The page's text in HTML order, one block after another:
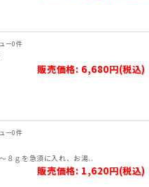
ー0件
販売価格: 6,680円(税込)
ー0件
８ｇを急須に入れ、お湯..
販売価格: 1,620円(税込)